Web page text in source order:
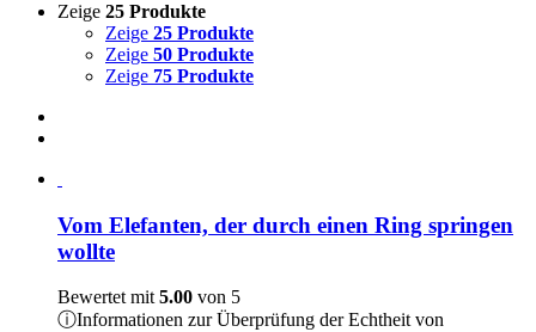
Zeige 25 Produkte
Zeige 25 Produkte
Zeige 50 Produkte
Zeige 75 Produkte
Vom Elefanten, der durch einen Ring springen
wollte
Bewertet mit5.00 von 5
ⓘInformationen zur Überprüfung der Echtheit von